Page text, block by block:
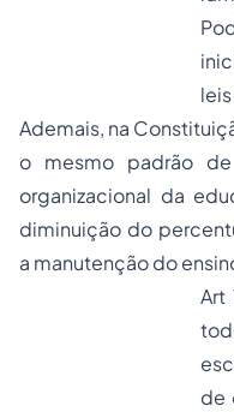
Ademais, na
o mesmo padrão
organizacional da
diminuição do
a manutenção do
Art
de